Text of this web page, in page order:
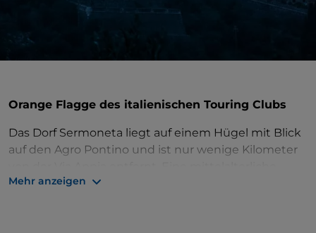
Orange Flagge des italienischen Touring Clubs
Das Dorf Sermoneta liegt auf einem Hügel mit Blick
auf den Agro Pontino und ist nur wenige Kilometer
Stadt mit einer prähistorischen Besiedlung, die von
Mehr anzeigen